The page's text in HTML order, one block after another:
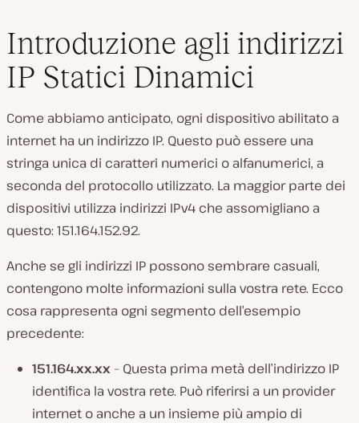
Introduzione agli indirizzi
IP Statici Dinamici
Come abbiamo anticipato, ogni dispositivo abilitato a
internet ha un indirizzo IP. Questo può essere una
stringa unica di caratteri numerici o alfanumerici, a
seconda del protocollo utilizzato. La maggior parte dei
dispositivi utilizza indirizzi IPv4 che assomigliano a
questo: 151.164.152.92.
Anche se gli indirizzi IP possono sembrare casuali,
contengono molte informazioni sulla vostra rete. Ecco
cosa rappresenta ogni segmento dell’esempio
precedente:
151.164.xx.xx– Questa prima metà dell’indirizzo IP
identifica la vostra rete. Può riferirsi a un provider
internet o anche a un insieme più ampio di